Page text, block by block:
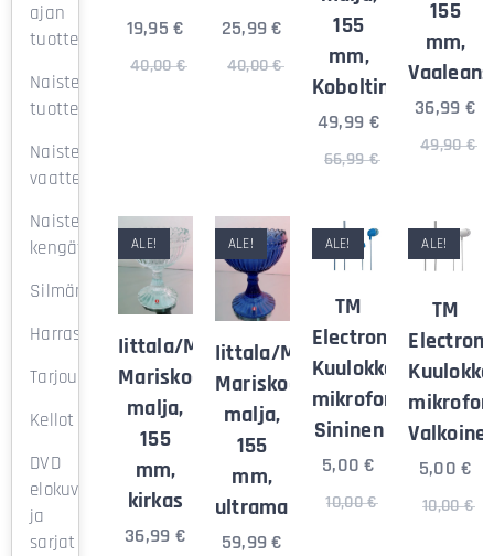
ajan
tuotteet
Naisten
tuotteet
Naisten
vaatteet.
Naisten
kengät
Silmämeikki
Harrastus&musiikki.
Tarjoustuotteet
Kellot
DVD
elokuvat
ja
sarjat
19,95 €
40,00€
25,99€
40,00€
155
mm,
Koboltinsininen
49,99 €
66,99€
155
mm,
36,99 €
49,90€
Iittala/Marimekko
Mariskooli
malja,
155
mm,
kirkas
ALE!
36,99 €
Iittala/Marimekko
Mariskooli
malja,
155
mm,
ultramariininsininen
ALE!
59,99€
TM
Electron
Kuulokkeet
mikrofonilla
Sininen
ALE!
5,00 €
10,00€
TM
Electron
ALE!
5,00 €
10,00€